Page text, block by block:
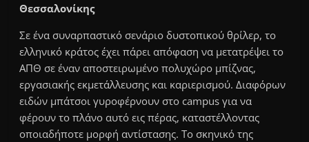
Θεσσαλονίκης
Σε ένα συναρπαστικό σενάριο δυστοπικού θρίλερ, το
ελληνικό κράτος έχει πάρει απόφαση να μετατρέψει το
ΑΠΘ σε έναν αποστειρωμένο πολυχώρο μπίζνας,
εργασιακής εκμετάλλευσης και καριερισμού. Διαφόρων
ειδών μπάτσοι γυροφέρνουν στο campus για να
φέρουν το πλάνο αυτό εις πέρας, καταστέλλοντας
οποιαδήποτε μορφή αντίστασης. Το σκηνικό της